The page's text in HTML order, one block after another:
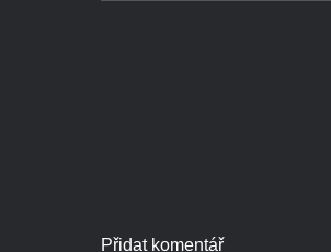
Přidat komentář